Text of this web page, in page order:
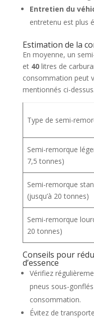
Entretien du
entretenu est plus
Estimation de la
En moyenne, un
et 40litres de
consommation peut
mentionnés ci-
Type de semi-
Semi-remorque
7,5 tonnes)
Semi-remorque
(jusqu’à 20 tonnes)
Semi-remorque
20 tonnes)
Conseils pour
d’essence
Vérifiez
pneus sous-
consommation.
Évitez de